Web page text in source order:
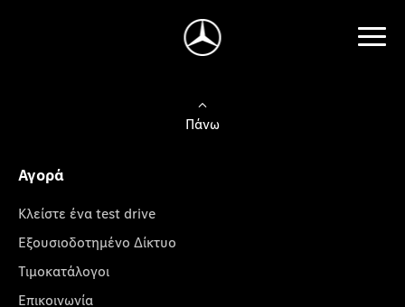
Πάνω
Αγορά
Κλείστε ένα test drive
Εξουσιοδοτημένο Δίκτυο
Τιμοκατάλογοι
Επικοινωνία